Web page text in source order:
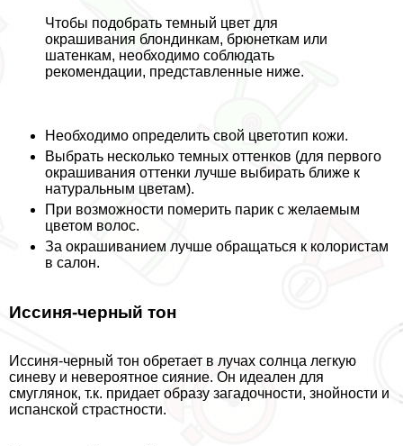
Чтобы подобрать темный цвет для
окрашивания блондинкам, брюнеткам или
шатенкам, необходимо соблюдать
рекомендации, представленные ниже.
Необходимо определить свой цветотип кожи.
Выбрать несколько темных оттенков (для первого
окрашивания оттенки лучше выбирать ближе к
натуральным цветам).
При возможности померить парик с желаемым
цветом волос.
За окрашиванием лучше обращаться к колористам
в салон.
Иссиня-черный тон
Иссиня-черный тон обретает в лучах солнца легкую
синеву и невероятное сияние. Он идеален для
смуглянок, т.к. придает образу загадочности, знойности и
испанской страстности.